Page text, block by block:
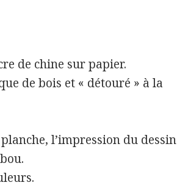
de chine sur papier.
de bois et « détouré » à la
l’impression du dessin